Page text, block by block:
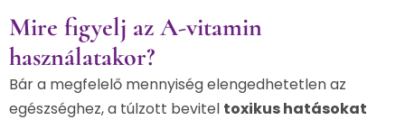
Mire figyelj az A-vitamin
használatakor?
Bár a megfelelő mennyiség elengedhetetlen az
egészséghez, a túlzott bevitel toxikus hatásokat